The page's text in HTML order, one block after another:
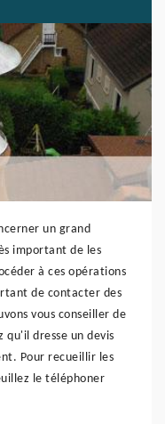
un grand
important de les
à ces opérations
de contacter des
vous conseiller de
qu'il dresse un devis
Pour recueillir les
le téléphoner